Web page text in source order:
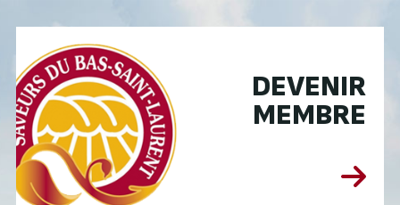
DEVENIR
MEMBRE